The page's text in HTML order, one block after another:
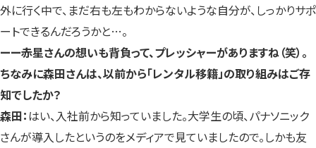
外に行く中で、まだ右も左もわからないような自分が、しっかりサポ
ートできるんだろうかと…。
ーー赤星さんの想いも背負って、プレッシャーがありますね（笑）。
ちなみに森田さんは、以前から「レンタル移籍」の取り組みはご存
知でしたか？
森田：はい、入社前から知っていました。大学生の頃、パナソニック
さんが導入したというのをメディアで見ていましたので。しかも友